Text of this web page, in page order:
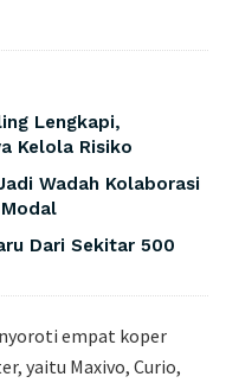
Lengkapi,
Kelola Risiko
Wadah Kolaborasi
Dari Sekitar 500
empat koper
yaitu Maxivo, Curio,